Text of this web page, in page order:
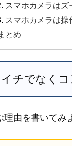
スマホカメラはズ
スマホカメラは操
とめ
チでなく
由を書いてみ